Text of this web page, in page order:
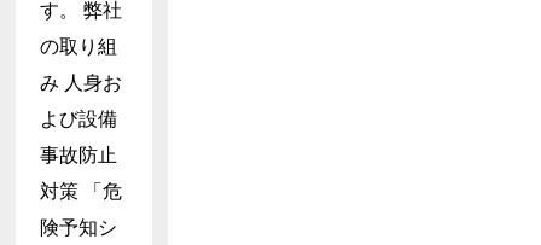
す。 弊社
の取り組
み 人身お
よび設備
事故防止
対策 「危
険予知シ